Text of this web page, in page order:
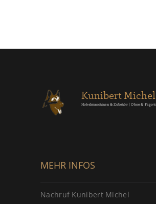
Kunibert Michel
Hobelmaschinen & Zubehör | Oboe & Fagott
MEHR INFOS
Nachruf Kunibert Michel